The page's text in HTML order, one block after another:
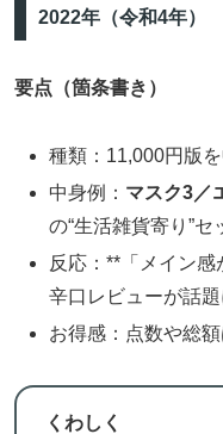
2022年（令和4年）
要点（箇条書き）
種類：11,000円版
中身例： マスク3／
の“生活雑貨寄り”セ
反応：**「メイン
辛口レビューが話題
お得感：点数や総
くわしく